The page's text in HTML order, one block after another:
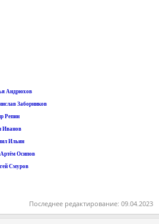
Андрюхов
Заборников
Репин
Иванов
Ильин
Осипов
Смуров
Последнее редактирование: 09.04.2023